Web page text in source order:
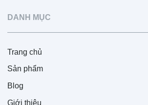
DANH MỤC
Trang chủ
Sản phẩm
Blog
Giới thiệu